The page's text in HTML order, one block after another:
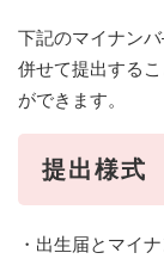
下記のマイナン
併せて提出する
ができます。
提出様式
・出生届とマイ